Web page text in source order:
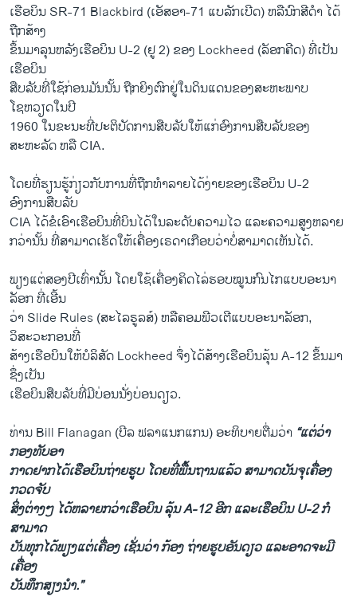
ເຮືອບິນ SR-71 Blackbird (ເອັສອາ-71 ແບລັກເບີດ) ຫລືນົກສີດໍາ ໄດ້
ຖືກສ້າງ
ຂຶ້ນມາລຸນຫລັງເຮືອບິນ U-2 (ຢູ 2) ຂອງ Lockheed (ລັອກຄີດ) ທີ່ເປັນ
ເຮືອບິນ
ສືບລັບທີ່ໃຊ້ກ່ອນມັນນັ້ນ ຖືກຍິງຕົກຢູ່ໃນດິນແດນຂອງສະຫະພາບ
ໂຊຫວຽດໃນປີ
1960 ໃນຂະນະທີ່ປະຕິບັດການສືບລັບໃຫ້ແກ່ອົງການສືບລັບຂອງ
ສະຫະລັດ ຫລື CIA.
ໂດຍທີ່ຮຽນຮູ້ກ່ຽວກັບການທີ່ຖືກທໍາລາຍໄດ້ງ່າຍຂອງເຮືອບິນ U-2
ອົງການສືບລັບ
CIA ໄດ້ຂໍເອົາເຮືອບິນທີ່ບິນໄດ້ໃນລະດັບຄວາມໄວ ແລະຄວາມສູງຫລາຍ
ກວ່ານັ້ນ ທີ່ສາມາດເຮັດໃຫ້ເຄື່ອງເຣດາເກືອບວ່າບໍ່ສາມາດເຫັນໄດ້.
ພຽງແຕ່ສອງປີເທົ່ານັ້ນ ໂດຍໃຊ້ເຄື່ອງຄິດໄລ່ຮອບໝູນກົນໄກແບບອະນາ
ລັອກ ທີ່ເອີ້ນ
ວ່າ Slide Rules (ສະໄລຣູລສ໌) ຫລືຄອມພີວເຕີແບບອະນາລັອກ,
ວິສະວະກອນທີ່
ສ້າງເຮືອບິນໃຫ້ບໍລິສັດ Lockheed ຈຶ່ງໄດ້ສ້າງເຮືອບິນລຸ້ນ A-12 ຂຶ້ນມາ
ຊຶ່ງເປັນ
ເຮືອບິນສືບລັບທີ່ມີບ່ອນນັ່ງບ່ອນດຽວ.
ທ່ານ Bill Flanagan (ບີລ ຟລາແນກແກນ) ອະທິບາຍຕື່ມວ່າ “ແຕ່ວ່າ
ກອງທັບອາ
ກາດຢາກໄດ້ເຮືອບິນຖ່າຍຮູບ ໂດຍທີ່ພື້ນຖານແລ້ວ ສາມາດບັນຈຸເຄື່ອງ
ກວດຈັບ
ສິ່ງຕ່າງໆ ໄດ້ຫລາຍກວ່າເຮືອບິນ ລຸ້ນ A-12 ອີກ ແລະເຮືອບິນ U-2 ກໍ
ສາມາດ
ບັນທຸກໄດ້ພຽງແຕ່ເຄື່ອງ ເຊັ່ນວ່າ ກ້ອງ ຖ່າຍຮູບອັນດຽວ ແລະອາດຈະມີ
ເຄື່ອງ
ບັນທຶກສຽງນຳ.”